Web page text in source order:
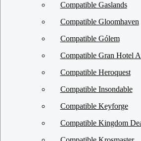
Compatible Gaslands
Compatible Gloomhaven
Compatible Gólem
Compatible Gran Hotel
Compatible Heroquest
Compatible Insondable
Compatible Keyforge
Compatible Kingdom